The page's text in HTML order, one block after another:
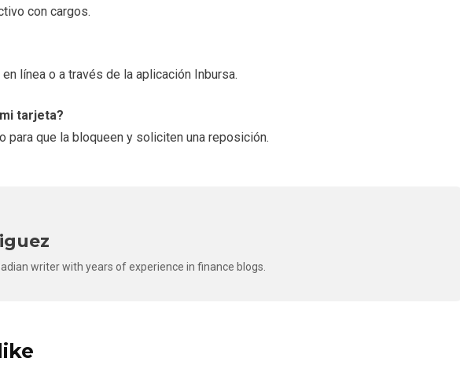
con cargos.
línea o a través de la aplicación Inbursa.
tarjeta?
para que la bloqueen y soliciten una reposición.
writer with years of experience in finance blogs.